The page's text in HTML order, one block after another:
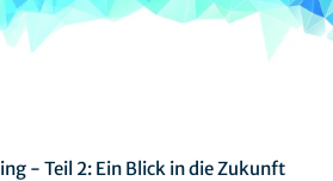
- Teil 2: Ein Blick in die Zukunft